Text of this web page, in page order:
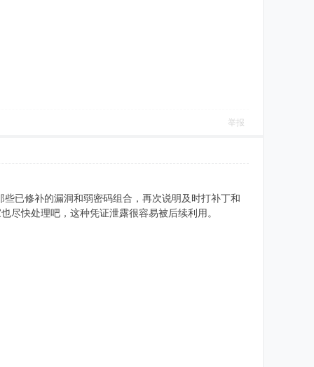
举报
已修补的漏洞和弱密码组合，再次说明及时打补丁和
尽快处理吧，这种凭证泄露很容易被后续利用。